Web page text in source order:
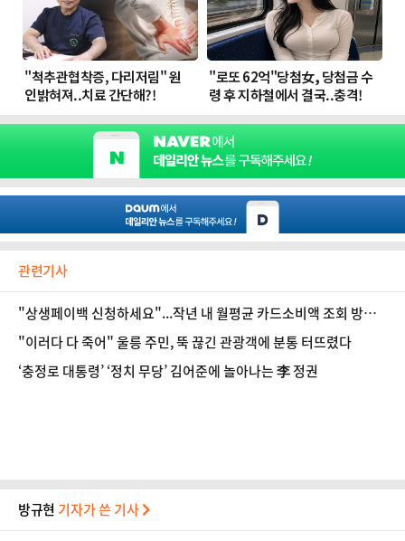
관련기사
"상생페이백 신청하세요"...작년 내 월평균 카드소비액 조회 방법
은?
"이러다 다 죽어" 울릉 주민, 뚝 끊긴 관광객에 분통 터뜨렸다
‘충정로 대통령’ ‘정치 무당’ 김어준에 놀아나는 李 정권
방규현 기자가 쓴 기사